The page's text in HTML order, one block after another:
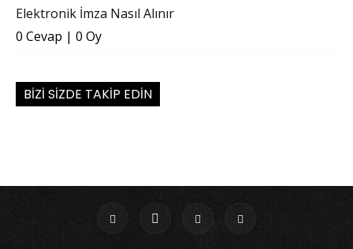
Elektronik İmza Nasıl Alınır
0 Cevap | 0 Oy
BIZI SIZDE TAKIP EDIN